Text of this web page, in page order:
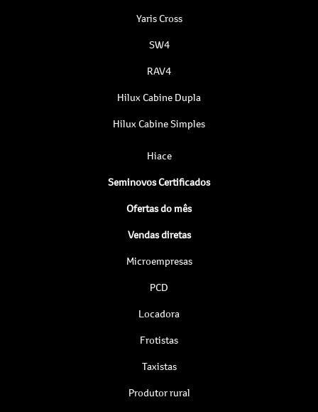
Yaris Cross
SW4
RAV4
Hilux Cabine Dupla
Hilux Cabine Simples
Hiace
Seminovos Certificados
Ofertas do mês
Vendas diretas
Microempresas
PCD
Locadora
Frotistas
Taxistas
Produtor rural